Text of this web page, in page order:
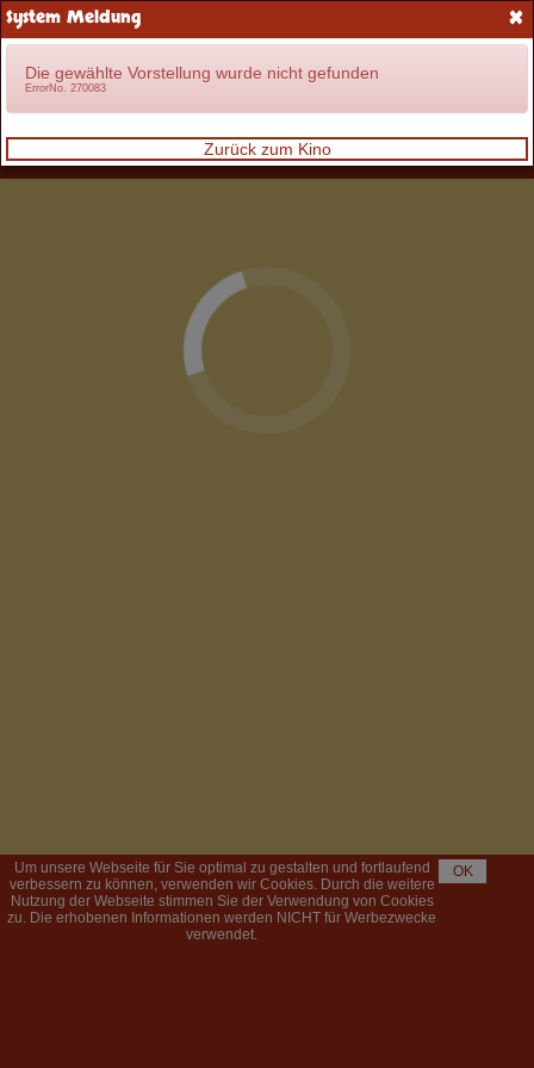
Anmelden
Um unsere Webseite für Sie optimal zu gestalten und fortlaufend
verbessern zu können, verwenden wir Cookies. Durch die weitere
Nutzung der Webseite stimmen Sie der Verwendung von Cookies
zu. Die erhobenen Informationen werden NICHT für Werbezwecke
verwendet.
OK
×
System Meldung
Die gewählte Vorstellung wurde nicht gefunden
ErrorNo. 270083
Zurück zum Kino